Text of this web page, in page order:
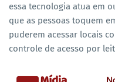
essa tecnologia atua em
que as pessoas toquem
puderem acessar locais
controle de acesso por